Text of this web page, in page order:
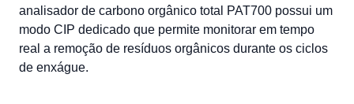
analisador de carbono orgânico total PAT700 possui um
modo CIP dedicado que permite monitorar em tempo
real a remoção de resíduos orgânicos durante os ciclos
de enxágue.